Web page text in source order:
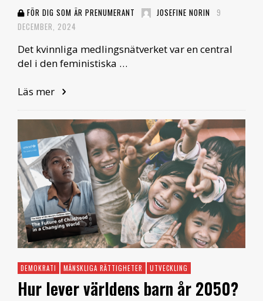
FÖR DIG SOM ÄR PRENUMERANT JOSEFINE NORIN
9
DECEMBER, 2024
Det kvinnliga medlingsnätverket var en central
del i den feministiska …
Läs mer
DEMOKRATI MÄNSKLIGA RÄTTIGHETER UTVECKLING
Hur lever världens barn år 2050?